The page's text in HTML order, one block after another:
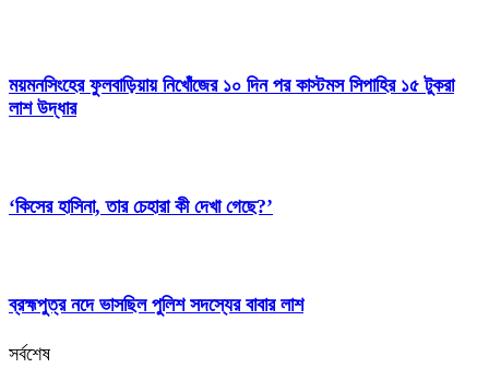
ময়মনসিংহের ফুলবাড়িয়ায় নিখোঁজের ১০ দিন পর কাস্টমস সিপাহির ১৫ টুকরা
লাশ উদ্ধার
‘কিসের হাসিনা, তার চেহারা কী দেখা গেছে?’
ব্রহ্মপুত্র নদে ভাসছিল পুলিশ সদস্যের বাবার লাশ
সর্বশেষ